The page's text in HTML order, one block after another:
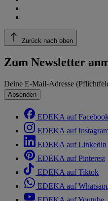
Zurück nach oben
Zum Newsletter
Deine E-Mail-Adresse
Absenden
EDEKA auf
EDEKA auf
EDEKA auf Linkedin
EDEKA auf Pinterest
EDEKA auf Tiktok
EDEKA auf